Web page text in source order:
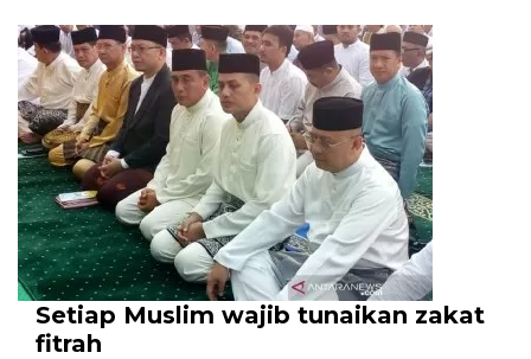
Setiap Muslim wajib tunaikan zakat
fitrah